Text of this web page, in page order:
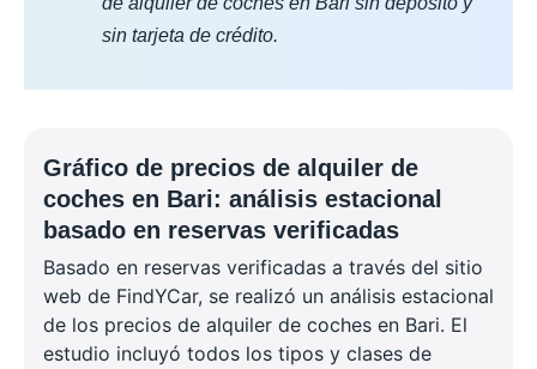
sin tarjeta de crédito.
Gráfico de precios de alquiler de
coches en Bari: análisis estacional
basado en reservas verificadas
Basado en reservas verificadas a través del sitio
web de FindYCar, se realizó un análisis estacional
de los precios de alquiler de coches en Bari. El
estudio incluyó todos los tipos y clases de